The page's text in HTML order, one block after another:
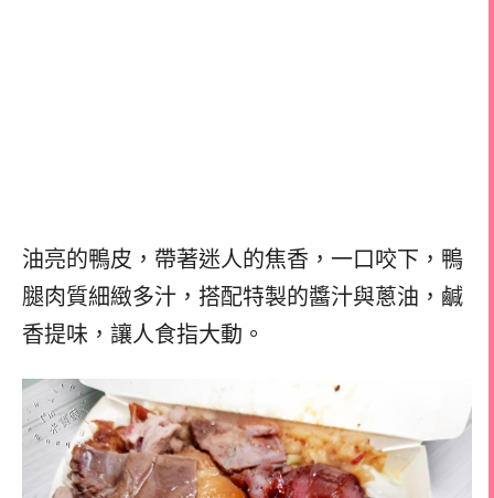
油亮的鴨皮，帶著迷人的焦香，一口咬下，鴨
腿肉質細緻多汁，搭配特製的醬汁與蔥油，鹹
香提味，讓人食指大動。